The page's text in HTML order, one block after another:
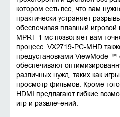
котором есть все, что вам
практически устраняет
обеспечивая плавный игровой
MPRT 1 мс позволяет вам
процесс. VX2719-PC-MHD
предустановками ViewMode ™
обеспечивают
различных нужд, таких как
просмотр фильмов. Кроме
HDMI предлагают гибкие
игр и развлечений.